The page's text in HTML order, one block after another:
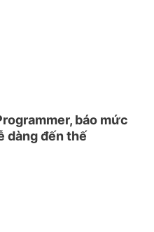
báo mức
dàng đến thế